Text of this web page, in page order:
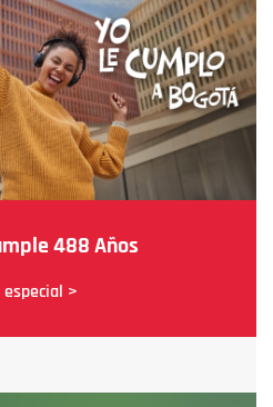
488 Años
especial >